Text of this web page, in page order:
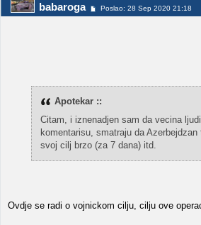
babaroga Poslao: 28 Sep 2020 21:18
Apotekar ::
Citam, i iznenadjen sam da vecina
komentarisu, smatraju da Azerbejdzan
svoj cilj brzo (za 7 dana) itd.
Ovdje se radi o vojnickom cilju, cilju ove